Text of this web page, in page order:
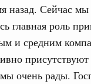
назад. Сейчас
главная роль
и средним
очень рады.